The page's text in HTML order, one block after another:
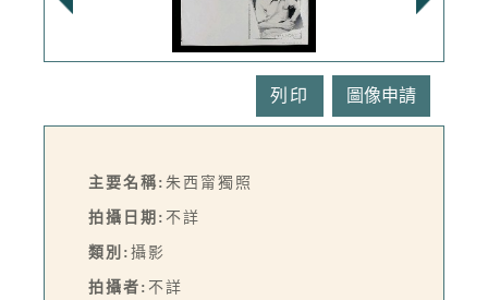
列印
主要名稱: 朱西甯獨照
拍攝日期: 不詳
類別: 攝影
拍攝者: 不詳